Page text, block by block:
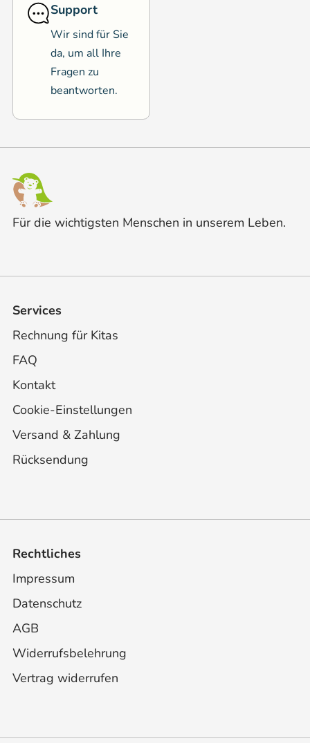
Support
Wir sind für Sie
da, um all Ihre
Fragen zu
beantworten.
Für die wichtigsten Menschen in unserem Leben.
Services
Rechnung für Kitas
FAQ
Kontakt
Cookie-Einstellungen
Versand & Zahlung
Rücksendung
Rechtliches
Impressum
Datenschutz
AGB
Widerrufsbelehrung
Vertrag widerrufen